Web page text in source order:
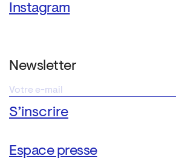
Instagram
Newsletter
Espace presse